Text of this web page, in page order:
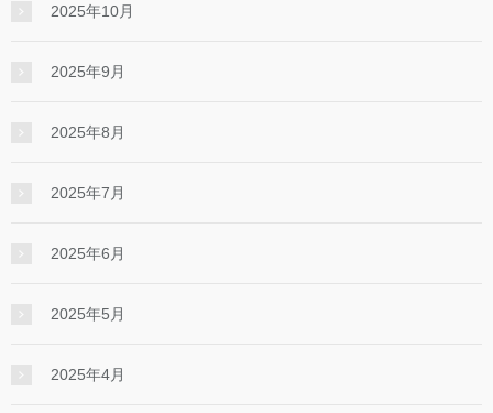
2025年10月
2025年9月
2025年8月
2025年7月
2025年6月
2025年5月
2025年4月